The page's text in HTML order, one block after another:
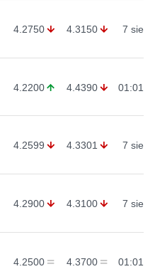
4.2750 4.3150 7 sie
4.2200 4.4390 01:01
4.2599 4.3301 7 sie
4.2900 4.3100 7 sie
4.2500 4.3700 01:01